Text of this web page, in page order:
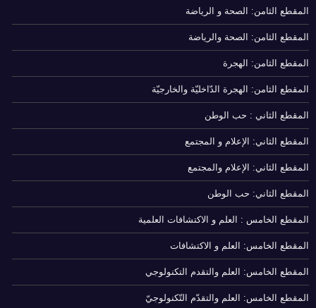
المقطع الثامن: الصحة و الرياضة
المقطع الثامن: الصحة والرياضة
المقطع الثامن: الهجرة
المقطع الثامن: الهجرة الدّاخليّة والخارجيّة
المقطع الثاني : حب الوطن
المقطع الثاني: الإعلام و المجتمع
المقطع الثاني: الإعلام والمجتمع
المقطع الثاني: حب الوطن
المقطع الخامس : العلم و الاكتشافات العلمية
المقطع الخامس: العلم و الاكتشافات
المقطع الخامس: العلم والتقدم التكنولوجي
المقطع الخامس: العلم والتقدّم التّكنولوجيّ